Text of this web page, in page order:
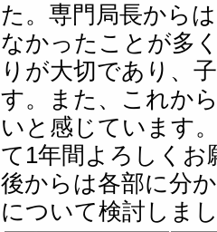
た。専門局長から
なかったことが多
りが大切であり、
す。また、これか
いと感じています
て1年間よろしくお
後からは各部に分
について検討しま